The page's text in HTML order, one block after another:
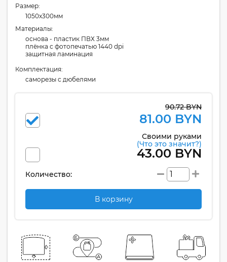
Размер:
1050x300мм
Материалы:
основа - пластик ПВХ 3мм
плёнка с фотопечатью 1440 dpi
защитная ламинация
Комплектация:
cаморезы с дюбелями
90.72 BYN
81.00 BYN
Своими руками
(Что это значит?)
43.00 BYN
Количество:
В корзину